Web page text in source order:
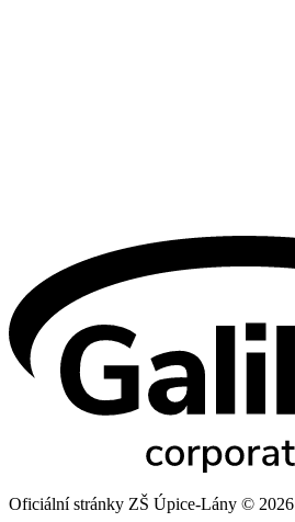
Oficiální stránky ZŠ Úpice-Lány © 2026